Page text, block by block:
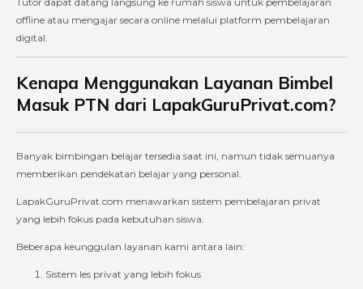
offline atau mengajar secara online melalui platform pembelajaran
digital.
Kenapa Menggunakan Layanan Bimbel
Masuk PTN dari LapakGuruPrivat.com?
Banyak bimbingan belajar tersedia saat ini, namun tidak semuanya
memberikan pendekatan belajar yang personal.
LapakGuruPrivat.com menawarkan sistem pembelajaran privat
yang lebih fokus pada kebutuhan siswa.
Beberapa keunggulan layanan kami antara lain:
Sistem les privat yang lebih fokus